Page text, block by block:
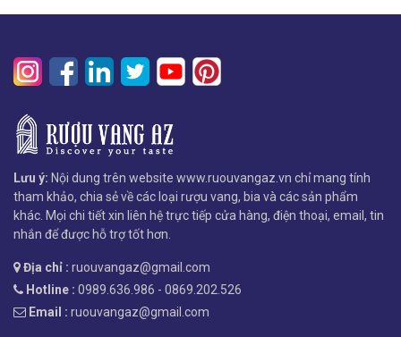
Lưu ý: Nội dung trên website www.ruouvangaz.vn chỉ mang tính
tham khảo, chia sẻ về các loại rượu vang, bia và các sản phẩm
khác. Mọi chi tiết xin liên hệ trực tiếp cửa hàng, điện thoại, email, tin
nhắn để được hỗ trợ tốt hơn.
Địa chỉ : ruouvangaz@gmail.com
Hotline : 0989.636.986 - 0869.202.526
Email : ruouvangaz@gmail.com